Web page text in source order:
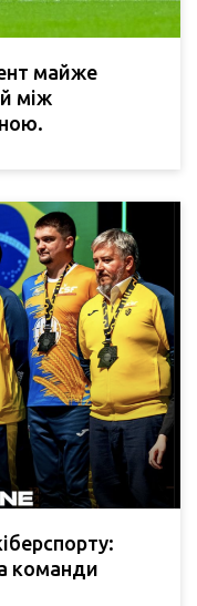
майже
між
команди